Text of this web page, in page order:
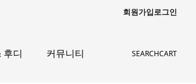
회원가입로그인
후디 커뮤니티 SEARCHCART